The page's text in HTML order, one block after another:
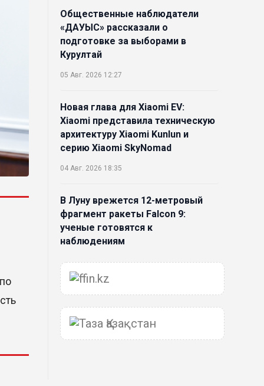
Общественные наблюдатели
«ДАУЫС» рассказали о
подготовке за выборами в
Курултай
05 Авг. 2026 12:27
Новая глава для Xiaomi EV:
Xiaomi представила техническую
архитектуру Xiaomi Kunlun и
серию Xiaomi SkyNomad
04 Авг. 2026 18:35
В Луну врежется 12-метровый
фрагмент ракеты Falcon 9:
ученые готовятся к
наблюдениям
03 Авг. 2026 15:49
Димаш Кудайберген выпустил
клип с красивой хореографией
на народную песню
31 Июл. 2026 14:11